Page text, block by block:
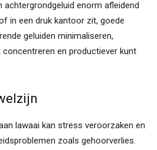
achtergrondgeluid enorm afleidend
in een druk kantoor zit, goede
geluiden minimaliseren,
en productiever kunt
lawaai kan stress veroorzaken en
zoals gehoorverlies.